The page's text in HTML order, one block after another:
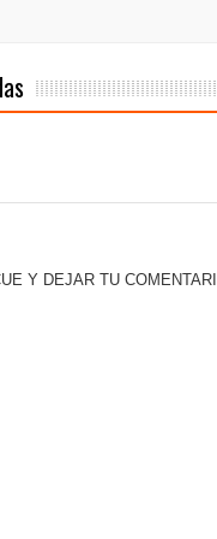
cuestiona la
Y DEJAR TU